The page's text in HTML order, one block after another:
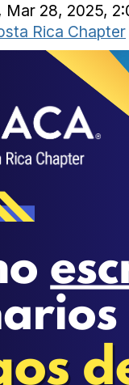
Mar 28, 2025,
Rica Chapter